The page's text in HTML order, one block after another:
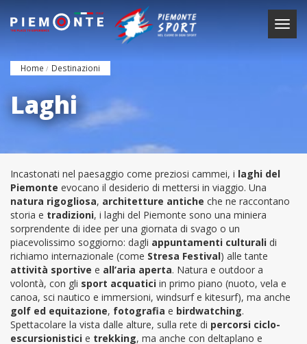
contenuto
Home Destinazioni
Laghi
Incastonati nel paesaggio come preziosi cammei, i laghi del
Piemonte evocano il desiderio di mettersi in viaggio. Una
natura rigogliosa, architetture antiche che ne raccontano
storia e tradizioni, i laghi del Piemonte sono una miniera
sorprendente di idee per una giornata di svago o un
piacevolissimo soggiorno: dagli appuntamenti culturali di
richiamo internazionale (come Stresa Festival) alle tante
attività sportive e all’aria aperta. Natura e outdoor a
volontà, con gli sport acquatici in primo piano (nuoto, vela e
canoa, sci nautico e immersioni, windsurf e kitesurf), ma anche
golf ed equitazione, fotografia e birdwatching.
Spettacolare la vista dalle alture, sulla rete di percorsi ciclo-
escursionistici e trekking, ma anche con deltaplano e